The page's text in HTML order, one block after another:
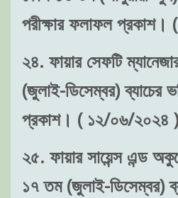
পরীক্ষার ফলাফল
২৪. ফায়ার সেফটি
(জুলাই-ডিসেম্বর) ব্যাচের
প্রকাশ। ( ১২/০৬/২০২৪ )
২৫. ফায়ার সায়েন্স এন্ড
১৭ তম (জুলাই-ডিসেম্বর)